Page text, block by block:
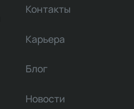
Контакты
Карьера
Блог
Новости